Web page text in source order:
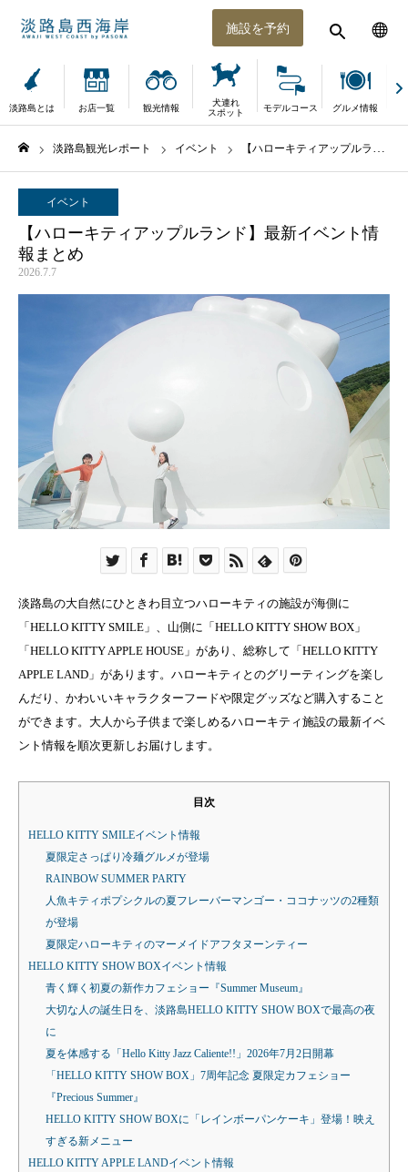
施設を予約
淡路島とは お店一覧 観光情報
犬連れ
スポット
モデルコース グルメ情報
淡路島観光レポート イベント 【ハローキティアップルランド】最新イベント情報まとめ
イベント
【ハローキティアップルランド】最新イベント情
報まとめ
2026.7.7
淡路島の大自然にひときわ目立つハローキティの施設が海側に
「HELLO KITTY SMILE」、山側に「HELLO KITTY SHOW BOX」
「HELLO KITTY APPLE HOUSE」があり、総称して「HELLO KITTY
APPLE LAND」があります。ハローキティとのグリーティングを楽し
んだり、かわいいキャラクターフードや限定グッズなど購入すること
ができます。大人から子供まで楽しめるハローキティ施設の最新イベ
ント情報を順次更新しお届けします。
目次
HELLO KITTY SMILEイベント情報
夏限定さっぱり冷麺グルメが登場
RAINBOW SUMMER PARTY
人魚キティポプシクルの夏フレーバーマンゴー・ココナッツの2種類
が登場
夏限定ハローキティのマーメイドアフタヌーンティー
HELLO KITTY SHOW BOXイベント情報
青く輝く初夏の新作カフェショー『Summer Museum』
大切な人の誕生日を、淡路島HELLO KITTY SHOW BOXで最高の夜
に
夏を体感する「Hello Kitty Jazz Caliente!!」2026年7月2日開幕
「HELLO KITTY SHOW BOX」7周年記念 夏限定カフェショー
『Precious Summer』
HELLO KITTY SHOW BOXに「レインボーパンケーキ」登場！映え
すぎる新メニュー
HELLO KITTY APPLE LANDイベント情報